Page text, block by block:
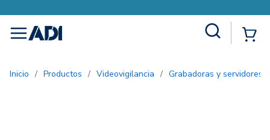
menu
Inicio / Productos / Videovigilancia / Grabadoras y servidores